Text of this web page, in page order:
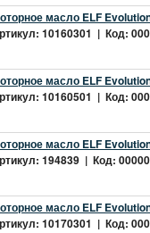
масло ELF
10160301 | Код:
масло ELF
10160501 | Код:
масло ELF
194839 | Код:
масло ELF
10170301 | Код: